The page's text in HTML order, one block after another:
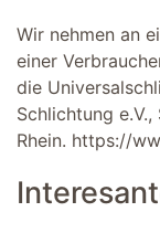
Wir nehmen an
einer
die
Schlichtung
Rhein. https://